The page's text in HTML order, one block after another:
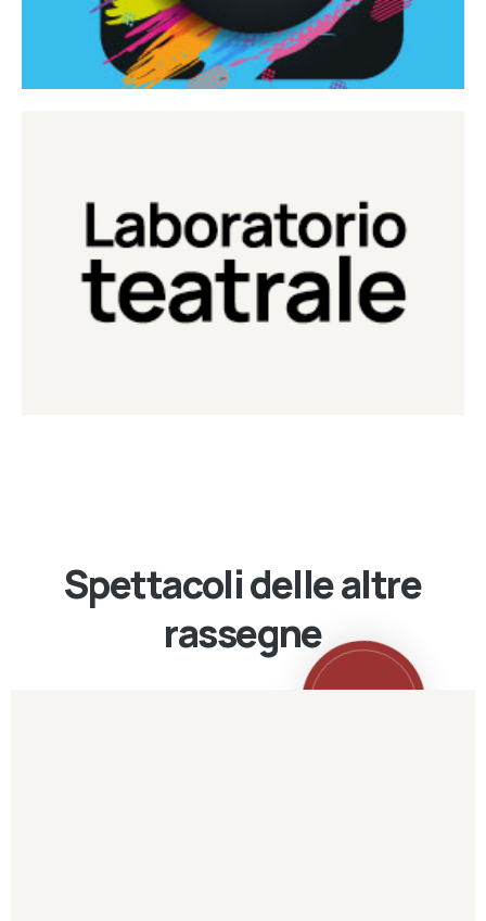
Laboratorio Teatrale
Laboratorio di teatro del Teatro Eduardo de Filippo
Continua
Spettacoli delle altre
rassegne